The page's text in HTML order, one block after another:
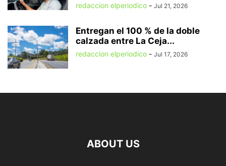
redaccion elperiodico - Jul 21, 2026
Entregan el 100 % de la doble
calzada entre La Ceja...
redaccion elperiodico - Jul 17, 2026
ABOUT US